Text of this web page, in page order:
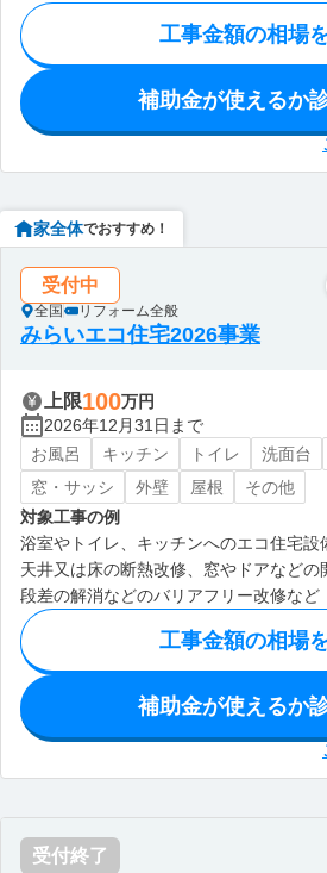
工事金額の相場
補助金が使えるか
家全体でおすすめ！
受付中
全国 リフォーム全般
みらいエコ住宅2026事業
上限100万円
2026年12月31日まで
お風呂
キッチン トイレ 洗面台
窓・サッシ
外壁 屋根
その他
対象工事の例
浴室やトイレ、キッチンへのエコ住宅設
天井又は床の断熱改修、窓やドアなどの
段差の解消などのバリアフリー改修など
工事金額の相場
補助金が使えるか
受付終了